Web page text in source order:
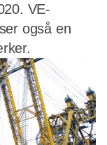
VE-
også en